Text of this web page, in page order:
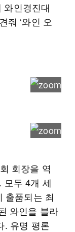
인경진대
줘 ‘와인 오
회장을 역
모두 4개 세
출품되는 최
와인을 블라
. 유명 평론